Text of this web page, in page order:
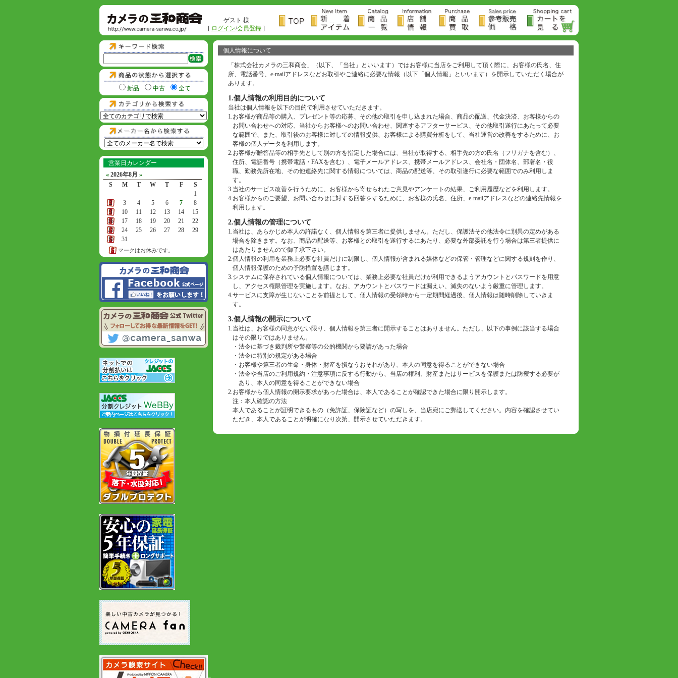
ゲスト 様
[ ログイン/会員登録]
新品 中古 全て
営業日カレンダー
« 2026年8月 »
S
M T W T F
S
1
2
3 4 5 6 7
8
9
10 11 12 13 14
15
16
17 18 19 20 21
22
23
24 25 26 27 28
29
30
31
マークはお休みです。
個人情報について
「株式会社カメラの三和商会」（以下、「当社」といいます）ではお客様に当店をご利用して頂く際に、お客様の氏名、住
所、電話番号、e-mailアドレスなどお取引やご連絡に必要な情報（以下「個人情報」といいます）を開示していただく場合が
あります。
1.個人情報の利用目的について
当社は個人情報を以下の目的で利用させていただきます。
1.お客様が商品等の購入、プレゼント等の応募、その他の取引を申し込まれた場合、商品の配送、代金決済、お客様からの
お問い合わせへの対応、当社からお客様へのお問い合わせ、関連するアフターサービス、その他取引遂行にあたって必要
な範囲で、また、取引後のお客様に対しての情報提供、お客様による購買分析をして、当社運営の改善をするために、お
客様の個人データを利用します。
2.お客様が贈答品等の相手先として別の方を指定した場合には、当社が取得する、相手先の方の氏名（フリガナを含む）、
住所、電話番号（携帯電話・FAXを含む）、電子メールアドレス、携帯メールアドレス、会社名・団体名、部署名・役
職、勤務先所在地、その他連絡先に関する情報については、商品の配送等、その取引遂行に必要な範囲でのみ利用しま
す。
3.当社のサービス改善を行うために、お客様から寄せられたご意見やアンケートの結果、ご利用履歴などを利用します。
4.お客様からのご要望、お問い合わせに対する回答をするために、お客様の氏名、住所、e-mailアドレスなどの連絡先情報を
利用します。
2.個人情報の管理について
1.当社は、あらかじめ本人の許諾なく、個人情報を第三者に提供しません。ただし、保護法その他法令に別異の定めがある
場合を除きます。なお、商品の配送等、お客様との取引を遂行するにあたり、必要な外部委託を行う場合は第三者提供に
はあたりませんので御了承下さい。
2.個人情報の利用を業務上必要な社員だけに制限し、個人情報が含まれる媒体などの保管・管理などに関する規則を作り、
個人情報保護のための予防措置を講じます。
3.システムに保存されている個人情報については、業務上必要な社員だけが利用できるようアカウントとパスワードを用意
し、アクセス権限管理を実施します。なお、アカウントとパスワードは漏えい、滅失のないよう厳重に管理します。
4.サービスに支障が生じないことを前提として、個人情報の受領時から一定期間経過後、個人情報は随時削除していきま
す。
3.個人情報の開示について
1.当社は、お客様の同意がない限り、個人情報を第三者に開示することはありません。ただし、以下の事例に該当する場合
はその限りではありません。
・ 法令に基づき裁判所や警察等の公的機関から要請があった場合
・ 法令に特別の規定がある場合
・ お客様や第三者の生命・身体・財産を損なうおそれがあり、本人の同意を得ることができない場合
・ 法令や当店のご利用規約・注意事項に反する行動から、当店の権利、財産またはサービスを保護または防禦する必要が
あり、本人の同意を得ることができない場合
2.お客様から個人情報の開示要求があった場合は、本人であることが確認できた場合に限り開示します。
注：本人確認の方法
本人であることが証明できるもの（免許証、保険証など）の写しを、当店宛にご郵送してください。内容を確認させてい
ただき、本人であることが明確になり次第、開示させていただきます。